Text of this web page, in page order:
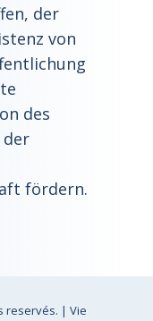
der
von
des
fördern.
reservés. |Vie